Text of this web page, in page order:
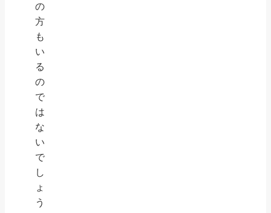
の
方
も
い
る
の
で
は
な
い
で
し
ょ
う